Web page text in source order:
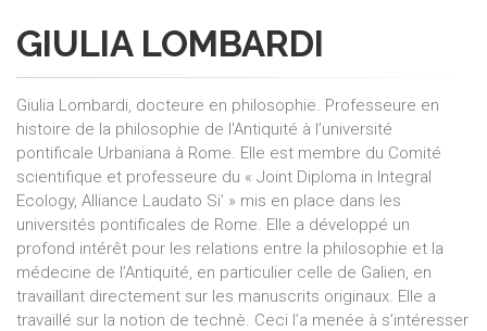
GIULIA LOMBARDI
Giulia Lombardi, docteure en philosophie. Professeure en
histoire de la philosophie de l'Antiquité à l’université
pontificale Urbaniana à Rome. Elle est membre du Comité
scientifique et professeure du « Joint Diploma in Integral
Ecology, Alliance Laudato Si’ » mis en place dans les
universités pontificales de Rome. Elle a développé un
profond intérêt pour les relations entre la philosophie et la
médecine de l’Antiquité, en particulier celle de Galien, en
travaillant directement sur les manuscrits originaux. Elle a
travaillé sur la notion de technè. Ceci l’a menée à s’intéresser